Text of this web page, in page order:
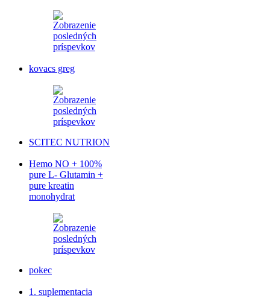
kovacs greg
SCITEC NUTRION
Hemo NO + 100%
pure L- Glutamin +
pure kreatin
monohydrat
pokec
1. suplementacia